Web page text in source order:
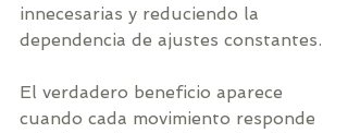
innecesarias y reduciendo la
dependencia de ajustes constantes.
El verdadero beneficio aparece
cuando cada movimiento responde